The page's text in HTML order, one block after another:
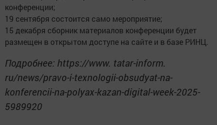
конференции;
19 сентября состоится само мероприятие;
15 декабря сборник материалов конференции будет
размещен в открытом доступе на сайте и в базе РИНЦ.
Подробнее: https://www. tatar-inform.
ru/news/pravo-i-texnologii-obsudyat-na-
konferencii-na-polyax-kazan-digital-week-2025-
5989920